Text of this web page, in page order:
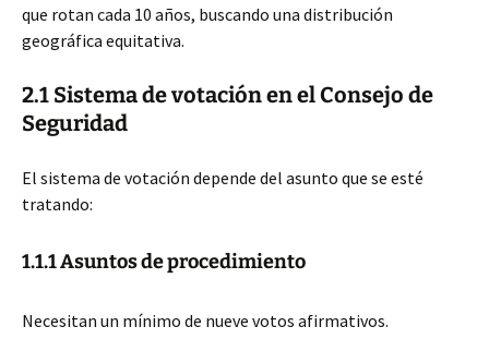
que rotan cada 10 años, buscando una distribución
geográfica equitativa.
2.1 Sistema de votación en el Consejo de
Seguridad
El sistema de votación depende del asunto que se esté
tratando:
1.1.1 Asuntos de procedimiento
Necesitan un mínimo de nueve votos afirmativos.